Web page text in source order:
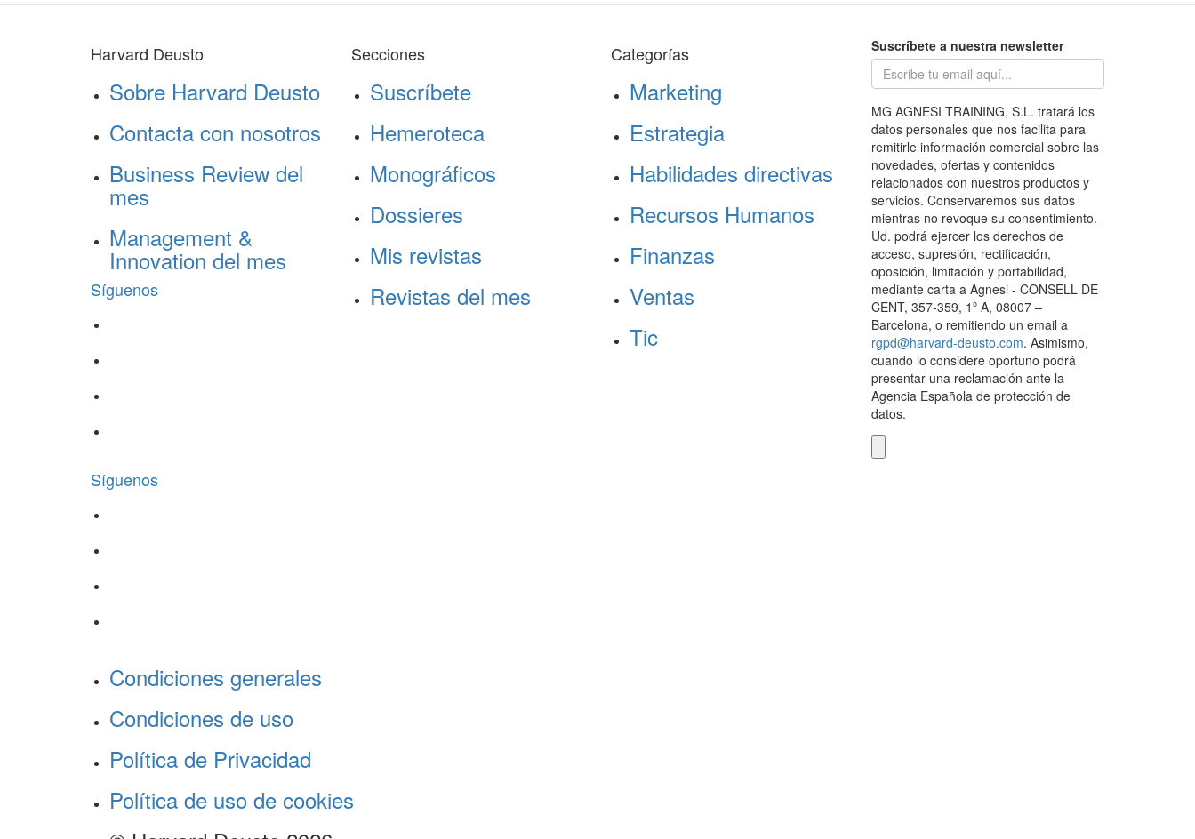
Harvard Deusto
Sobre Harvard Deusto
Contacta con nosotros
Business Review del
mes
Management &
Innovation del mes
Síguenos
Secciones
Suscríbete
Hemeroteca
Monográficos
Dossieres
Mis revistas
Revistas del mes
Categorías
Marketing
Estrategia
Habilidades directivas
Recursos Humanos
Finanzas
Ventas
Tic
Suscríbete a nuestra newsletter
MG AGNESI TRAINING, S.L. tratará los
datos personales que nos facilita para
remitirle información comercial sobre las
novedades, ofertas y contenidos
relacionados con nuestros productos y
servicios. Conservaremos sus datos
mientras no revoque su consentimiento.
Ud. podrá ejercer los derechos de
acceso, supresión, rectificación,
oposición, limitación y portabilidad,
mediante carta a Agnesi - CONSELL DE
CENT, 357-359, 1º A, 08007 –
Barcelona, o remitiendo un email a
rgpd@harvard-deusto.com. Asimismo,
cuando lo considere oportuno podrá
presentar una reclamación ante la
Agencia Española de protección de
datos.
Síguenos
Condiciones generales
Condiciones de uso
Política de Privacidad
Política de uso de cookies